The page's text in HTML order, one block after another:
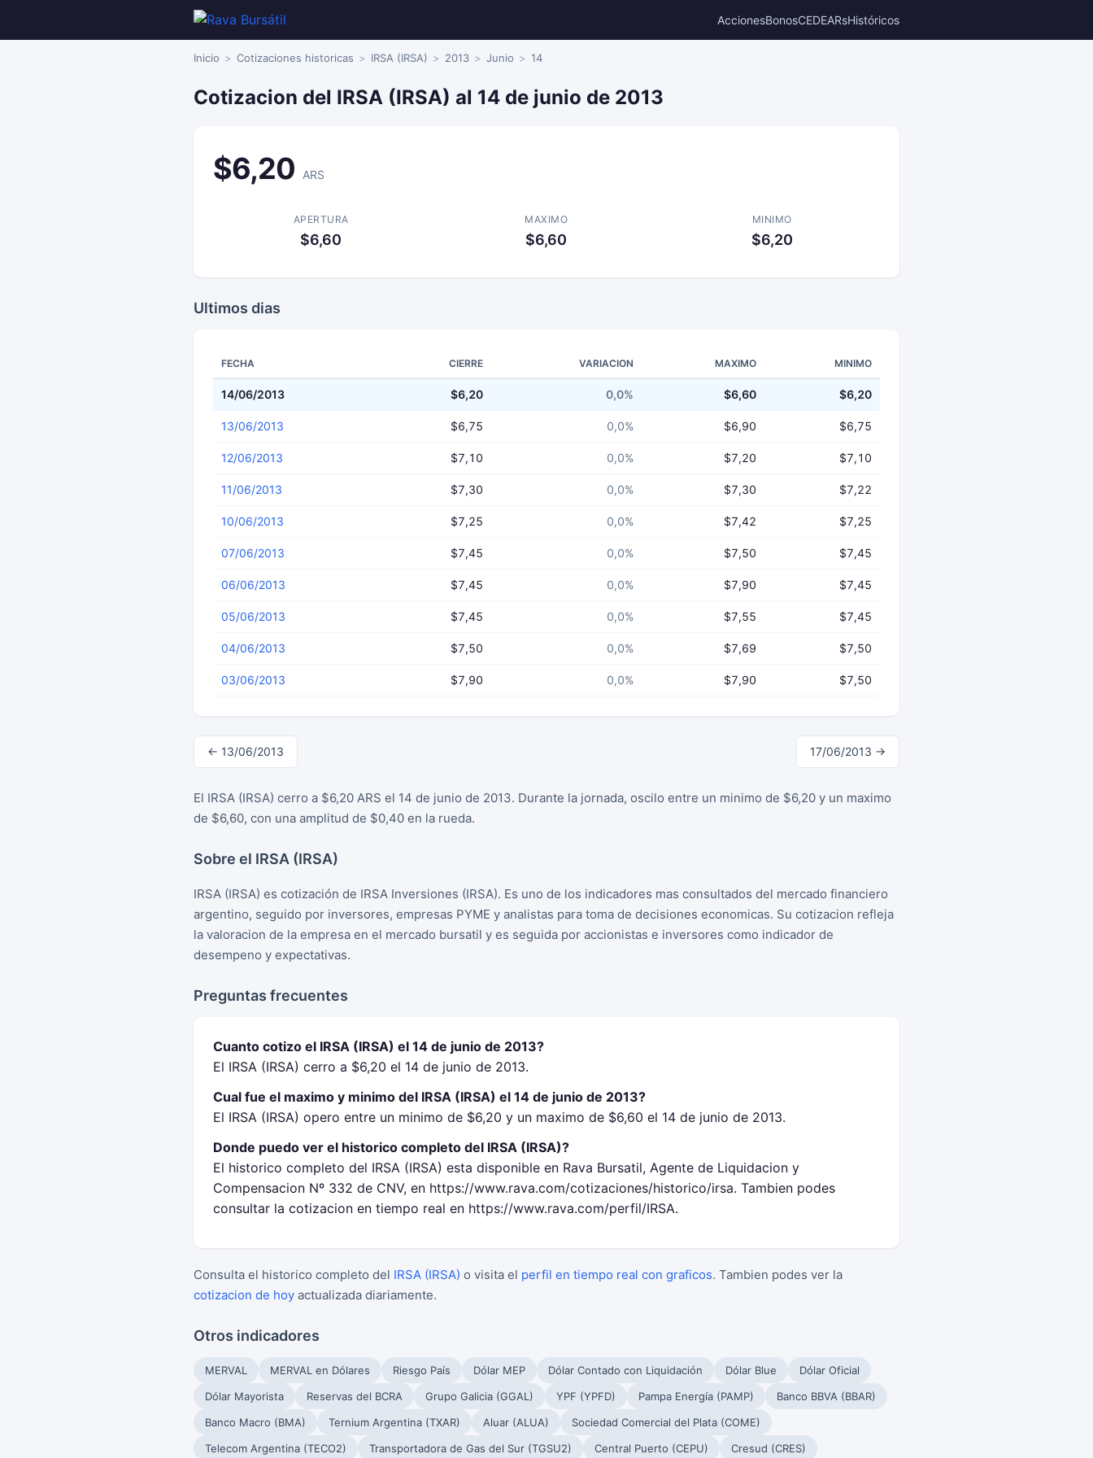
AccionesBonosCEDEARsHistóricos
Inicio Cotizaciones historicas IRSA (IRSA) 2013 Junio 14
Cotizacion del IRSA (IRSA) al 14 de junio de 2013
$6,20 ARS
APERTURA
$6,60
MAXIMO
$6,60
MINIMO
$6,20
Ultimos dias
FECHA CIERRE VARIACION MAXIMO MINIMO
14/06/2013 $6,20 0,0% $6,60 $6,20
13/06/2013 $6,75 0,0% $6,90 $6,75
12/06/2013 $7,10 0,0% $7,20 $7,10
11/06/2013 $7,30 0,0% $7,30 $7,22
10/06/2013 $7,25 0,0% $7,42 $7,25
07/06/2013 $7,45 0,0% $7,50 $7,45
06/06/2013 $7,45 0,0% $7,90 $7,45
05/06/2013 $7,45 0,0% $7,55 $7,45
04/06/2013 $7,50 0,0% $7,69 $7,50
03/06/2013 $7,90 0,0% $7,90 $7,50
← 13/06/2013 17/06/2013 →
El IRSA (IRSA) cerro a $6,20 ARS el 14 de junio de 2013. Durante la jornada, oscilo entre un minimo de $6,20 y un maximo
de $6,60, con una amplitud de $0,40 en la rueda.
Sobre el IRSA (IRSA)
IRSA (IRSA) es cotización de IRSA Inversiones (IRSA). Es uno de los indicadores mas consultados del mercado financiero
argentino, seguido por inversores, empresas PYME y analistas para toma de decisiones economicas. Su cotizacion refleja
la valoracion de la empresa en el mercado bursatil y es seguida por accionistas e inversores como indicador de
desempeno y expectativas.
Preguntas frecuentes
Cuanto cotizo el IRSA (IRSA) el 14 de junio de 2013?
El IRSA (IRSA) cerro a $6,20 el 14 de junio de 2013.
Cual fue el maximo y minimo del IRSA (IRSA) el 14 de junio de 2013?
El IRSA (IRSA) opero entre un minimo de $6,20 y un maximo de $6,60 el 14 de junio de 2013.
Donde puedo ver el historico completo del IRSA (IRSA)?
El historico completo del IRSA (IRSA) esta disponible en Rava Bursatil, Agente de Liquidacion y
Compensacion Nº 332 de CNV, en https://www.rava.com/cotizaciones/historico/irsa. Tambien podes
consultar la cotizacion en tiempo real en https://www.rava.com/perfil/IRSA.
Consulta el historico completo del IRSA (IRSA) o visita el perfil en tiempo real con graficos. Tambien podes ver la
cotizacion de hoy actualizada diariamente.
Otros indicadores
MERVAL MERVAL en Dólares Riesgo País Dólar MEP Dólar Contado con Liquidación Dólar Blue
Dólar Oficial
Dólar Mayorista
Reservas del BCRA Grupo Galicia (GGAL) YPF (YPFD) Pampa Energía (PAMP)
Banco BBVA (BBAR)
Banco Macro (BMA)
Ternium Argentina (TXAR) Aluar (ALUA)
Sociedad Comercial del Plata (COME)
Telecom Argentina (TECO2)
Transportadora de Gas del Sur (TGSU2) Central Puerto (CEPU) Cresud (CRES)